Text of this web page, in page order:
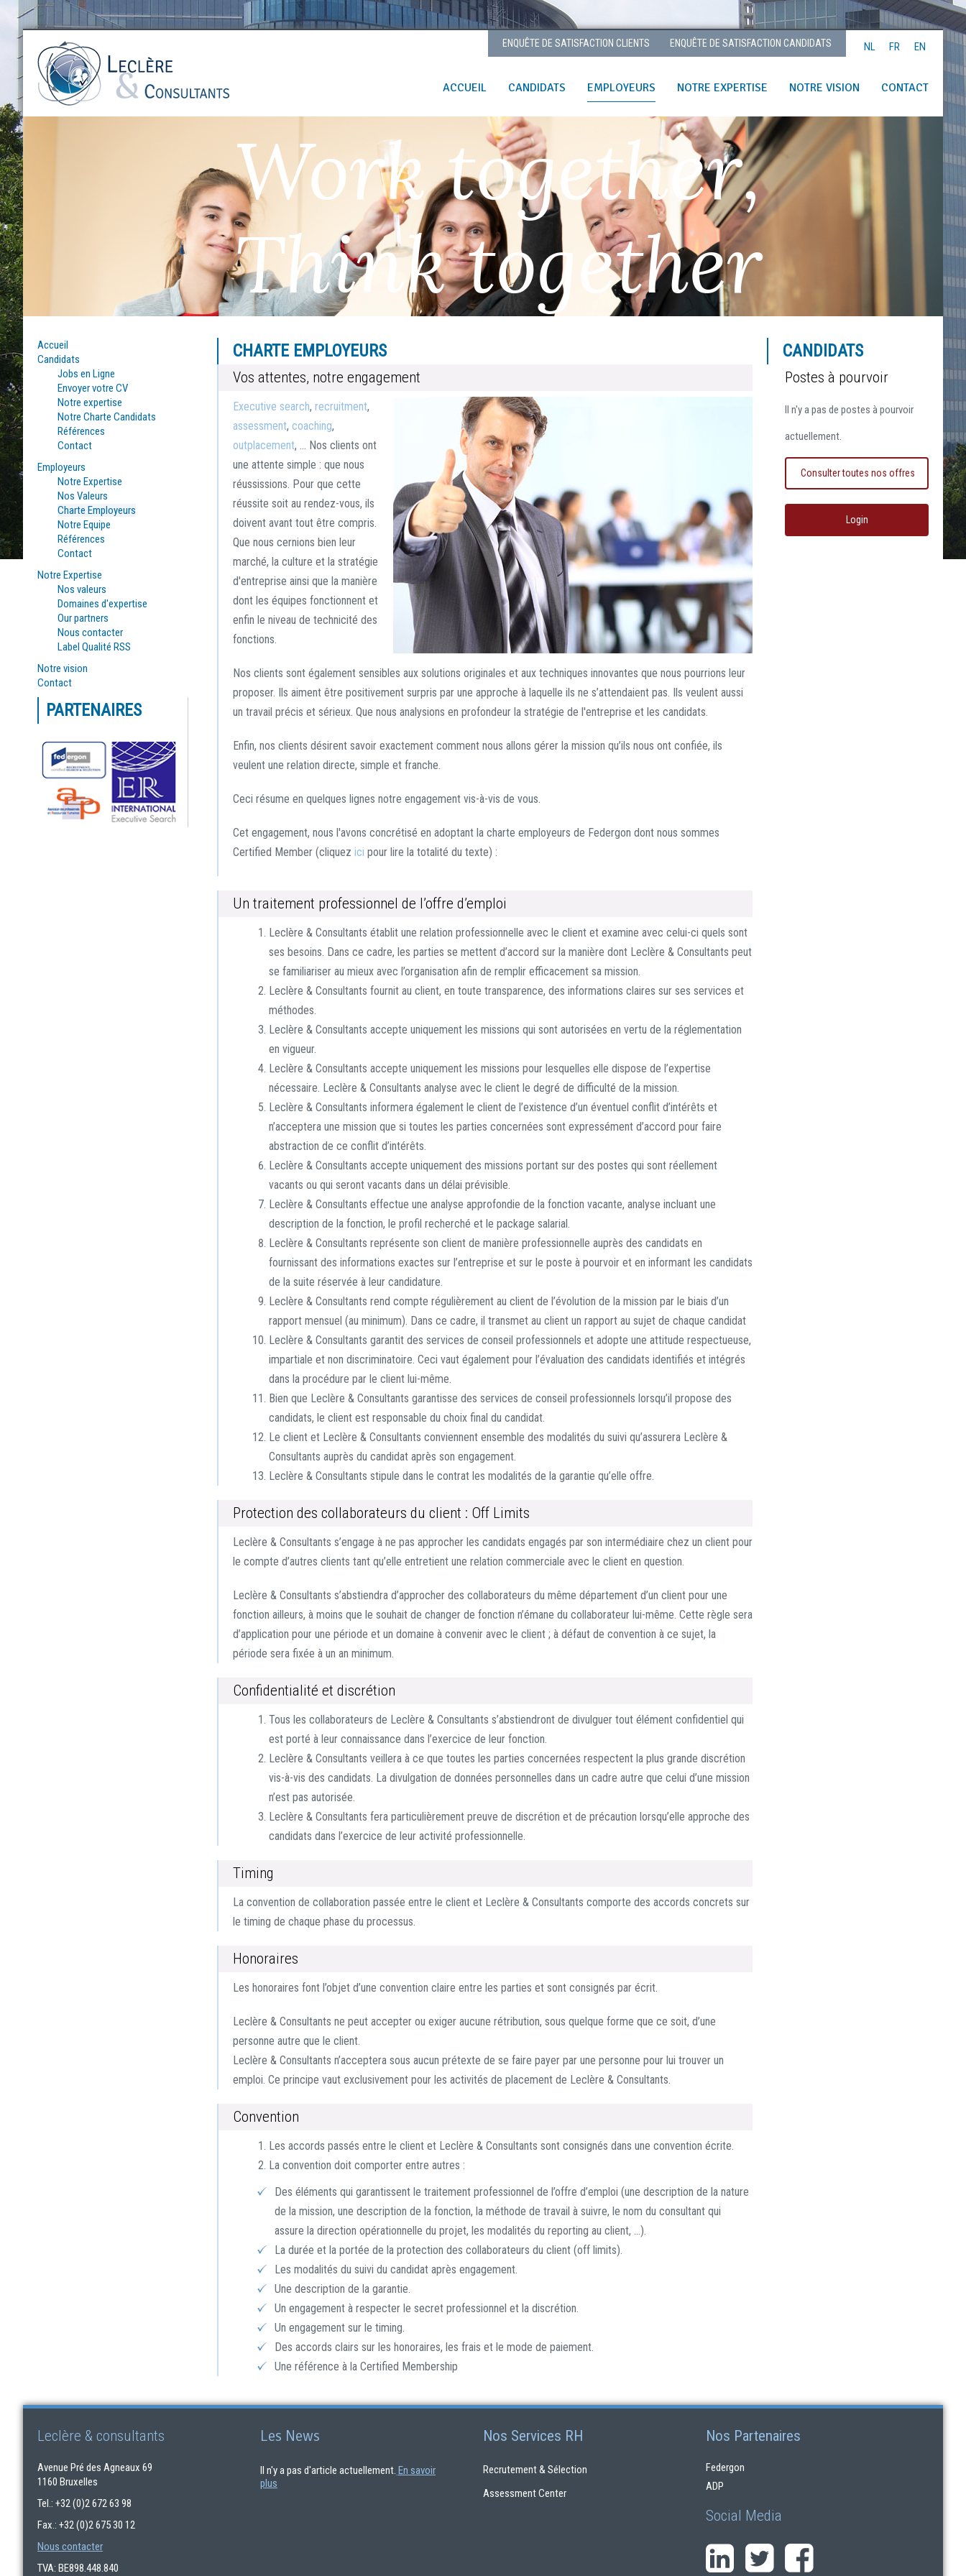
Work together,
Think together
NL FR EN
ENQUÊTE DE SATISFACTION CLIENTS ENQUÊTE DE SATISFACTION CANDIDATS
ACCUEIL CANDIDATS EMPLOYEURS NOTRE EXPERTISE NOTRE VISION CONTACT
Accueil
Candidats
Jobs en Ligne
Envoyer votre CV
Notre expertise
Notre Charte Candidats
Références
Contact
Employeurs
Notre Expertise
Nos Valeurs
Charte Employeurs
Notre Equipe
Références
Contact
Notre Expertise
Nos valeurs
Domaines d'expertise
Our partners
Nous contacter
Label Qualité RSS
Notre vision
Contact
PARTENAIRES
CHARTE EMPLOYEURS
Vos attentes, notre engagement
Executive search, recruitment,
assessment, coaching,
outplacement, … Nos clients ont
une attente simple : que nous
réussissions. Pour que cette
réussite soit au rendez-vous, ils
doivent avant tout être compris.
Que nous cernions bien leur
marché, la culture et la stratégie
d'entreprise ainsi que la manière
dont les équipes fonctionnent et
enfin le niveau de technicité des
fonctions.
Nos clients sont également sensibles aux solutions originales et aux techniques innovantes que nous pourrions leur
proposer. Ils aiment être positivement surpris par une approche à laquelle ils ne s’attendaient pas. Ils veulent aussi
un travail précis et sérieux. Que nous analysions en profondeur la stratégie de l'entreprise et les candidats.
Enfin, nos clients désirent savoir exactement comment nous allons gérer la mission qu’ils nous ont confiée, ils
veulent une relation directe, simple et franche.
Ceci résume en quelques lignes notre engagement vis-à-vis de vous.
Cet engagement, nous l'avons concrétisé en adoptant la charte employeurs de Federgon dont nous sommes
Certified Member (cliquez ici pour lire la totalité du texte) :
Un traitement professionnel de l’offre d’emploi
Leclère & Consultants établit une relation professionnelle avec le client et examine avec celui-ci quels sont
ses besoins. Dans ce cadre, les parties se mettent d’accord sur la manière dont Leclère & Consultants peut
se familiariser au mieux avec l’organisation afin de remplir efficacement sa mission.
Leclère & Consultants fournit au client, en toute transparence, des informations claires sur ses services et
méthodes.
Leclère & Consultants accepte uniquement les missions qui sont autorisées en vertu de la réglementation
en vigueur.
Leclère & Consultants accepte uniquement les missions pour lesquelles elle dispose de l’expertise
nécessaire. Leclère & Consultants analyse avec le client le degré de difficulté de la mission.
Leclère & Consultants informera également le client de l’existence d’un éventuel conflit d’intérêts et
n’acceptera une mission que si toutes les parties concernées sont expressément d’accord pour faire
abstraction de ce conflit d’intérêts.
Leclère & Consultants accepte uniquement des missions portant sur des postes qui sont réellement
vacants ou qui seront vacants dans un délai prévisible.
Leclère & Consultants effectue une analyse approfondie de la fonction vacante, analyse incluant une
description de la fonction, le profil recherché et le package salarial.
Leclère & Consultants représente son client de manière professionnelle auprès des candidats en
fournissant des informations exactes sur l’entreprise et sur le poste à pourvoir et en informant les candidats
de la suite réservée à leur candidature.
Leclère & Consultants rend compte régulièrement au client de l’évolution de la mission par le biais d’un
rapport mensuel (au minimum). Dans ce cadre, il transmet au client un rapport au sujet de chaque candidat
Leclère & Consultants garantit des services de conseil professionnels et adopte une attitude respectueuse,
impartiale et non discriminatoire. Ceci vaut également pour l’évaluation des candidats identifiés et intégrés
dans la procédure par le client lui-même.
Bien que Leclère & Consultants garantisse des services de conseil professionnels lorsqu’il propose des
candidats, le client est responsable du choix final du candidat.
Le client et Leclère & Consultants conviennent ensemble des modalités du suivi qu’assurera Leclère &
Consultants auprès du candidat après son engagement.
Leclère & Consultants stipule dans le contrat les modalités de la garantie qu’elle offre.
Protection des collaborateurs du client : Off Limits
Leclère & Consultants s’engage à ne pas approcher les candidats engagés par son intermédiaire chez un client pour
le compte d’autres clients tant qu’elle entretient une relation commerciale avec le client en question.
Leclère & Consultants s’abstiendra d’approcher des collaborateurs du même département d’un client pour une
fonction ailleurs, à moins que le souhait de changer de fonction n’émane du collaborateur lui-même. Cette règle sera
d’application pour une période et un domaine à convenir avec le client ; à défaut de convention à ce sujet, la
période sera fixée à un an minimum.
Confidentialité et discrétion
Tous les collaborateurs de Leclère & Consultants s’abstiendront de divulguer tout élément confidentiel qui
est porté à leur connaissance dans l’exercice de leur fonction.
Leclère & Consultants veillera à ce que toutes les parties concernées respectent la plus grande discrétion
vis-à-vis des candidats. La divulgation de données personnelles dans un cadre autre que celui d’une mission
n’est pas autorisée.
Leclère & Consultants fera particulièrement preuve de discrétion et de précaution lorsqu’elle approche des
candidats dans l’exercice de leur activité professionnelle.
Timing
La convention de collaboration passée entre le client et Leclère & Consultants comporte des accords concrets sur
le timing de chaque phase du processus.
Honoraires
Les honoraires font l’objet d’une convention claire entre les parties et sont consignés par écrit.
Leclère & Consultants ne peut accepter ou exiger aucune rétribution, sous quelque forme que ce soit, d’une
personne autre que le client.
Leclère & Consultants n’acceptera sous aucun prétexte de se faire payer par une personne pour lui trouver un
emploi. Ce principe vaut exclusivement pour les activités de placement de Leclère & Consultants.
Convention
Les accords passés entre le client et Leclère & Consultants sont consignés dans une convention écrite.
La convention doit comporter entre autres :
Des éléments qui garantissent le traitement professionnel de l’offre d’emploi (une description de la nature
de la mission, une description de la fonction, la méthode de travail à suivre, le nom du consultant qui
assure la direction opérationnelle du projet, les modalités du reporting au client, …).
La durée et la portée de la protection des collaborateurs du client (off limits).
Les modalités du suivi du candidat après engagement.
Une description de la garantie.
Un engagement à respecter le secret professionnel et la discrétion.
Un engagement sur le timing.
Des accords clairs sur les honoraires, les frais et le mode de paiement.
Une référence à la Certified Membership
CANDIDATS
Postes à pourvoir
Il n'y a pas de postes à pourvoir
actuellement.
Consulter toutes nos offres
Login
Leclère & consultants
Avenue Pré des Agneaux 69
1160 Bruxelles
Tel.: +32 (0)2 672 63 98
Fax.: +32 (0)2 675 30 12
Nous contacter
TVA: BE898.448.840
Les News
Il n'y a pas d'article actuellement. En savoir
plus
Nos Services RH
Recrutement & Sélection
Assessment Center
Nos Partenaires
Federgon
ADP
Social Media